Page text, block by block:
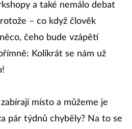
a také nemálo debat
– co když člověk
čeho bude vzápětí
Kolikrát se nám už
místo a můžeme je
pár týdnů chyběly? Na to se